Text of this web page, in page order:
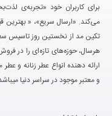
برای کاربران خود «تجربه‌ی
می‌کند. «ارسال سریع»، « بهترین
تکین مد از نخستین روز تاسیس
هرسال، حوزه‌های تازه‌ای را در
ارائه دهنده انواع عطر زنانه و
و معتبر موجود در سراسر دنیا